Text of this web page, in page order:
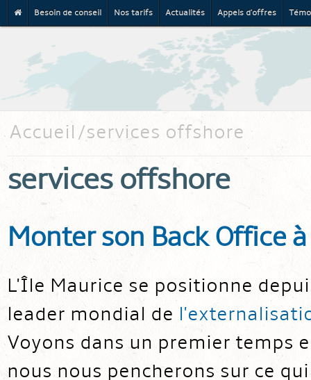
Besoin de conseil Nos tarifs Actualités Appels d'offres
Accueil services offshore
services offshore
Monter son Back Office
L'Île Maurice se positionne
leader mondial de
Voyons dans un premier temps
nous nous pencherons sur ce